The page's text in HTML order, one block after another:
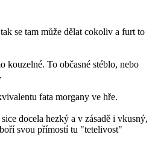
se tam může dělat cokoliv a furt to
kouzelné. To občasné stéblo, nebo
fata morgany ve hře.
docela hezký a v zásadě i vkusný,
svou přímostí tu "tetelivost"